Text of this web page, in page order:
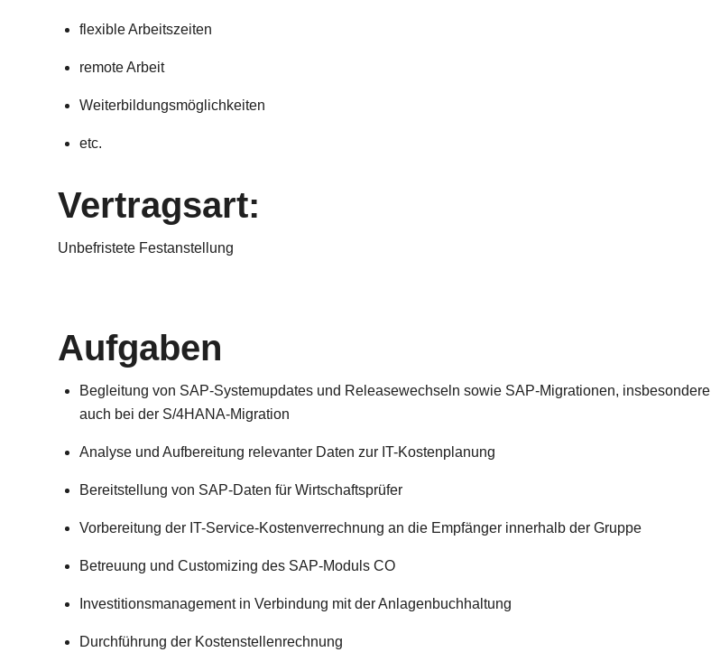
flexible Arbeitszeiten
remote Arbeit
Weiterbildungsmöglichkeiten
etc.
Vertragsart:
Unbefristete Festanstellung
Aufgaben
Begleitung von SAP-Systemupdates und Releasewechseln sowie SAP-Migrationen, insbesondere
auch bei der S/4HANA-Migration
Analyse und Aufbereitung relevanter Daten zur IT-Kostenplanung
Bereitstellung von SAP-Daten für Wirtschaftsprüfer
Vorbereitung der IT-Service-Kostenverrechnung an die Empfänger innerhalb der Gruppe
Betreuung und Customizing des SAP-Moduls CO
Investitionsmanagement in Verbindung mit der Anlagenbuchhaltung
Durchführung der Kostenstellenrechnung